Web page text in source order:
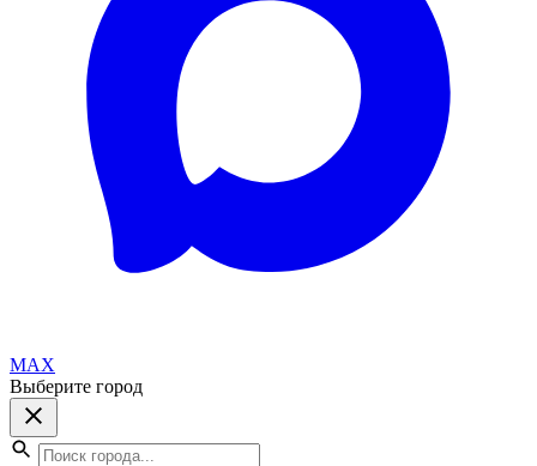
MAX
Выберите город